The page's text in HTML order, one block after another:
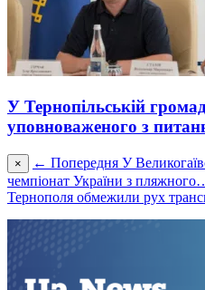
У Тернопільській
уповноваженого з
× ← Попередня У
чемпіонат України з
Тернополя обмежили рух